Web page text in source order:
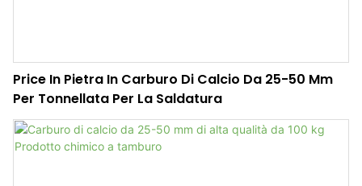
Price In Pietra In Carburo Di Calcio Da 25-50 Mm
Per Tonnellata Per La Saldatura